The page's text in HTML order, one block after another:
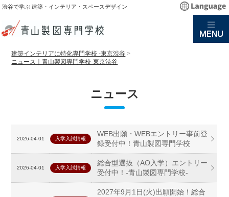
渋谷で学ぶ 建築・インテリア・スペースデザイン
建築インテリアに特化専門学校 -東京渋谷 >
ニュース｜青山製図専門学校-東京渋谷
ニュース
2026-04-01 入学入試情報
WEB出願・WEBエントリー事前登
録受付中！青山製図専門学校
2026-04-01 入学入試情報
総合型選抜（AO入学）エントリー
受付中！-青山製図専門学校-
2027年9月1日(火)出願開始！総合